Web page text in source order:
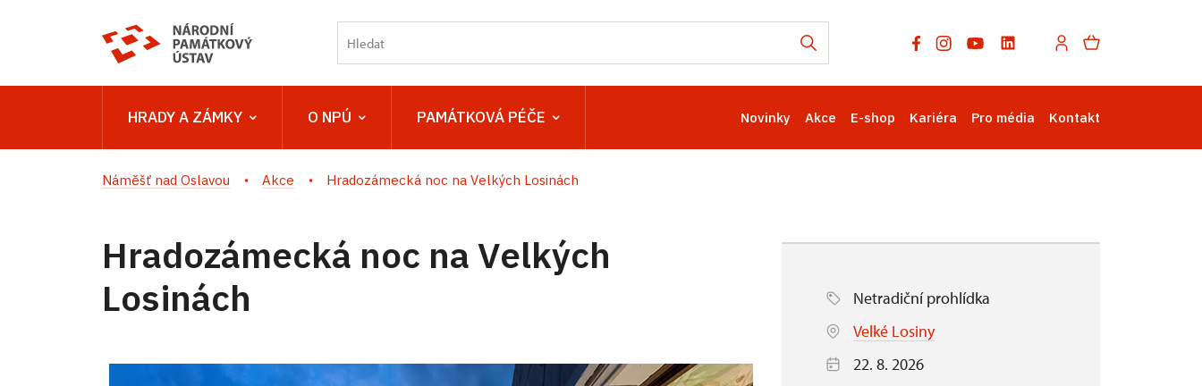
HRADY A ZÁMKY O NPÚ PAMÁTKOVÁ PÉČE Novinky Akce E-shop Kariéra Pro média Kontakt
Náměšť nad Oslavou Akce Hradozámecká noc na Velkých Losinách
Hradozámecká noc na Velkých
Losinách
Netradiční prohlídka
Velké Losiny
22. 8. 2026